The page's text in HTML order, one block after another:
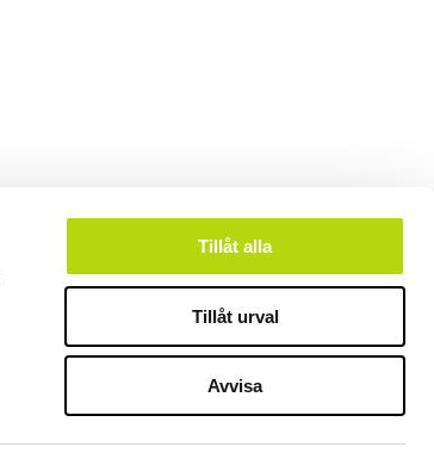
Tillåt alla
Tillåt urval
Avvisa